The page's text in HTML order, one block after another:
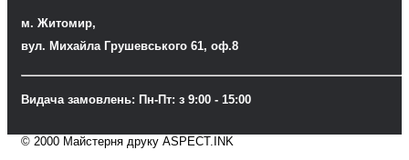
м. Житомир,
вул. Михайла Грушевського 61, оф.8
Видача замовлень: Пн-Пт: з 9:00 - 15:00
© 2000 Майстерня друку ASPECT.INK